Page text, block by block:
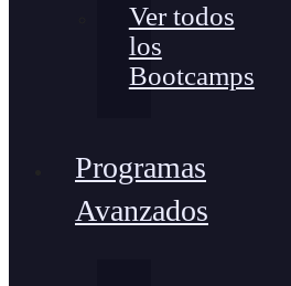
Ver todos
los
Bootcamps
Programas
Avanzados